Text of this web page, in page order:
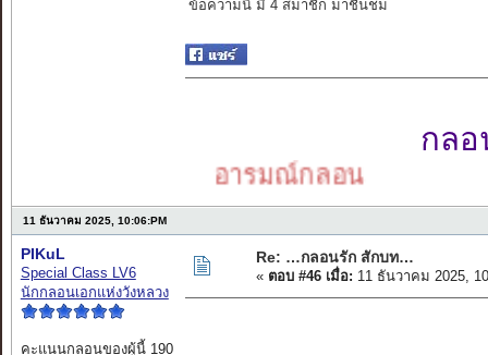
ข้อความนี้ มี 4 สมาชิก มาชื่นชม
กลอ
อารมณ์กลอน
11 ธันวาคม 2025, 10:06:PM
PIKuL
Special Class LV6
นักกลอนเอกแห่งวังหลวง
คะแนนกลอนของผู้นี้ 190
Re: …กลอนรัก สักบท…
« ตอบ #46 เมื่อ: 11 ธันวาคม 2025,